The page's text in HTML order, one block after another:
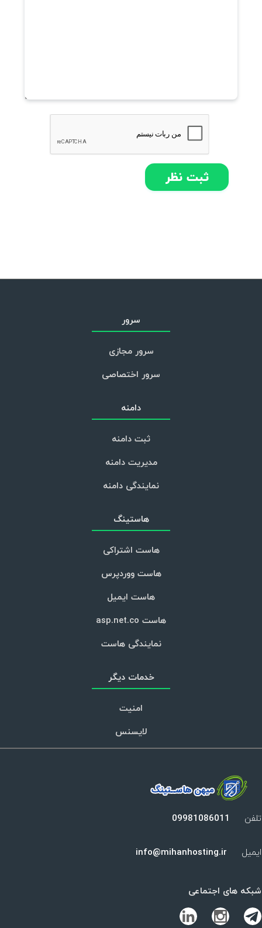
سرور
سرور مجازی
سرور اختصاصی
دامنه
ثبت دامنه
مدیریت دامنه
نمایندگی دامنه
هاستینگ
هاست اشتراکی
هاست ووردپرس
هاست ایمیل
هاست asp.net.co
نمایندگی هاست
خدمات دیگر
امنیت
لایسنس
تلفن 09981086011
ایمیل info@mihanhosting.ir
شبکه های اجتماعی